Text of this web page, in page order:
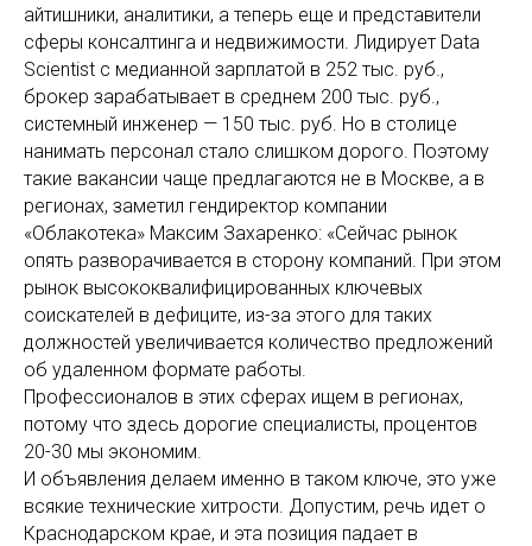
айтишники, аналитики, а теперь еще и представители
сферы консалтинга и недвижимости. Лидирует Data
Scientist с медианной зарплатой в 252 тыс. руб.,
брокер зарабатывает в среднем 200 тыс. руб.,
системный инженер — 150 тыс. руб. Но в столице
нанимать персонал стало слишком дорого. Поэтому
такие вакансии чаще предлагаются не в Москве, а в
регионах, заметил гендиректор компании
«Облакотека» Максим Захаренко: «Сейчас рынок
опять разворачивается в сторону компаний. При этом
рынок высококвалифицированных ключевых
соискателей в дефиците, из-за этого для таких
должностей увеличивается количество предложений
об удаленном формате работы.
Профессионалов в этих сферах ищем в регионах,
потому что здесь дорогие специалисты, процентов
20-30 мы экономим.
И объявления делаем именно в таком ключе, это уже
всякие технические хитрости. Допустим, речь идет о
Краснодарском крае, и эта позиция падает в